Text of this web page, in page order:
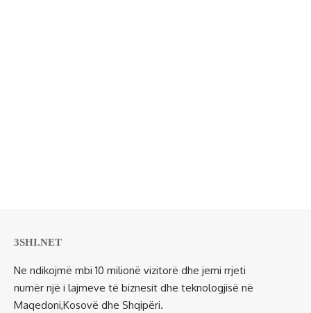
3SHI.NET
Ne ndikojmë mbi 10 milionë vizitorë dhe jemi rrjeti
numër një i lajmeve të biznesit dhe teknologjisë në
Maqedoni,Kosovë dhe Shqipëri.